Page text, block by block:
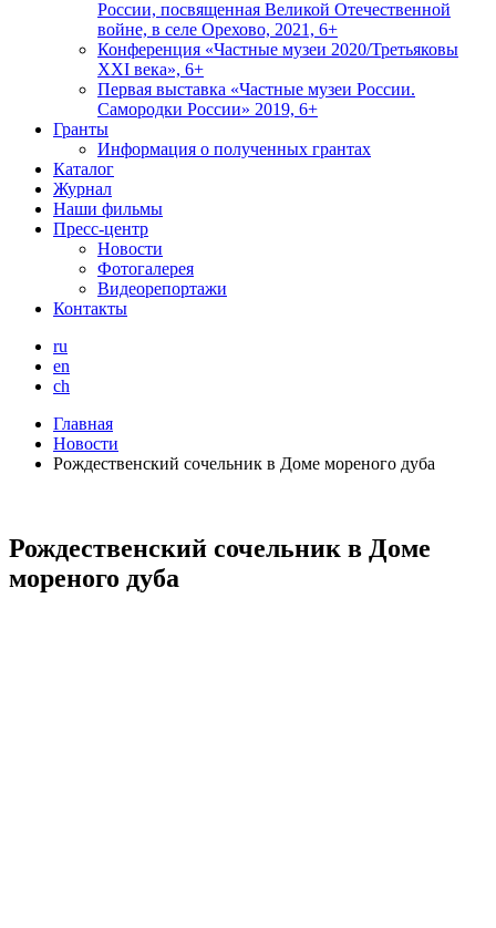
России, посвященная Великой Отечественной
войне, в селе Орехово, 2021, 6+
Конференция «Частные музеи 2020/Третьяковы
XXI века», 6+
Первая выставка «Частные музеи России.
Самородки России» 2019, 6+
Гранты
Информация о полученных грантах
Каталог
Журнал
Наши фильмы
Пресс-центр
Новости
Фотогалерея
Видеорепортажи
Контакты
ru
en
ch
Главная
Новости
Рождественский сочельник в Доме мореного дуба
Рождественский сочельник в Доме
мореного дуба